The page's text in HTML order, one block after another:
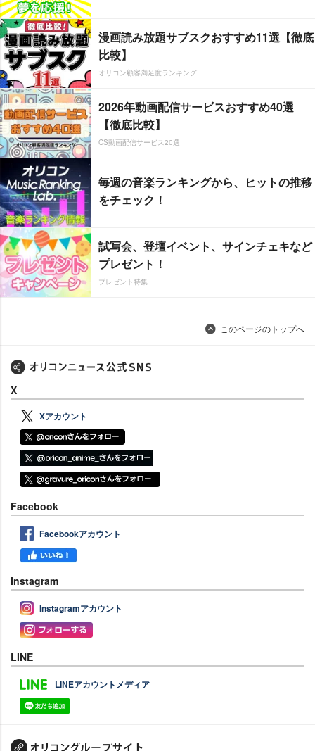
漫画読み放題サブスクおすすめ11選【徹底
比較】
オリコン顧客満足度ランキング
2026年動画配信サービスおすすめ40選
【徹底比較】
CS動画配信サービス20選
毎週の音楽ランキングから、ヒットの推移
をチェック！
試写会、登壇イベント、サインチェキなど
プレゼント！
プレゼント特集
このページのトップへ
X
Xアカウント
Facebook
Facebookアカウント
Instagram
Instagramアカウント
LINE
LINEアカウントメディア